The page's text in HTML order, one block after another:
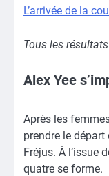
L’arrivée de la
Tous les
Alex Yee
Après les
prendre le
Fréjus. À l’issue
quatre se forme.